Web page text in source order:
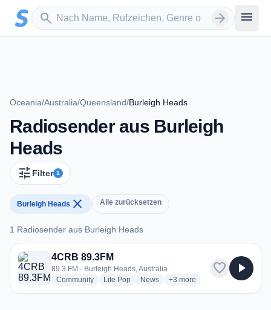
Zum Hauptinhalt springen
search
Sender suchen arrow_forward menu
Oceania/Australia/Queensland/Burleigh Heads
Radiosender aus Burleigh
Heads
tune Filter 1
Burleigh Heads close Alle zurücksetzen
1 Radiosender aus Burleigh Heads
1 Radiosender aus Burleigh Heads
4CRB 89.3FM
89.3 FM · Burleigh Heads, Australia
Communityradio stations
Lite Popradio stations
Newsradio stations
+3 more genres for 4CRB
more
favorite play_arrow